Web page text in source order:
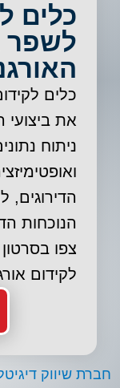
כלים
לשפר
כלים
את
ניתוח
הדירוגים,
הנוכחות
צפו
לקידום
חברת שיווק